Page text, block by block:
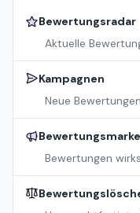
Bewertungsradar
Aktuelle
Kampagnen
Neue
Bewertungen